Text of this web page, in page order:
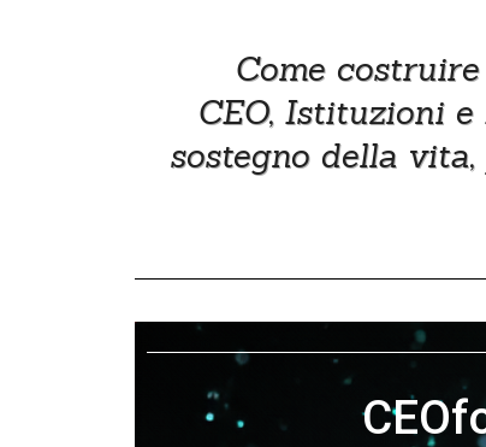
Come
CEO, Istituzioni
sostegno della